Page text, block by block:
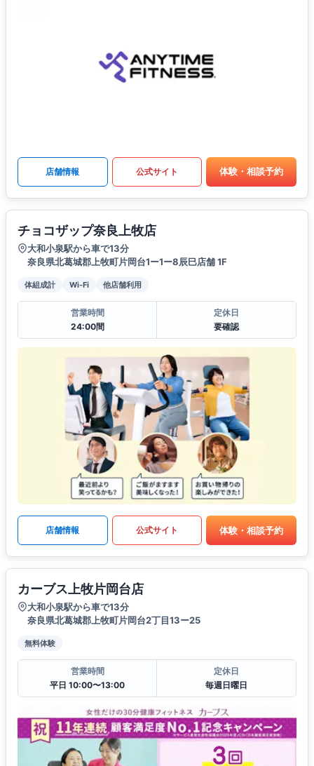
店舗情報 公式サイト 体験・相談予約
チョコザップ奈良上牧店
大和小泉駅から車で13分
奈良県北葛城郡上牧町片岡台1ー1ー8辰巳店舗 1F
体組成計 Wi-Fi 他店舗利用
営業時間
24:00間
定休日
要確認
店舗情報 公式サイト 体験・相談予約
カーブス上牧片岡台店
大和小泉駅から車で13分
奈良県北葛城郡上牧町片岡台2丁目13ー25
無料体験
営業時間
平日 10:00〜13:00
定休日
毎週日曜日